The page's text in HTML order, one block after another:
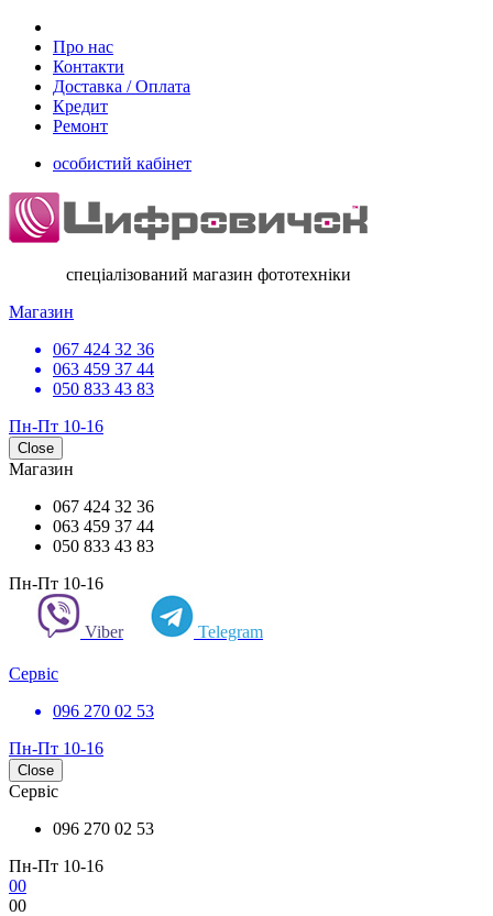
Про нас
Контакти
Доставка / Оплата
Кредит
Ремонт
особистий кабінет
спеціалізований магазин фототехніки
Магазин
067 424 32 36
063 459 37 44
050 833 43 83
Пн-Пт 10-16
Close
Магазин
067 424 32 36
063 459 37 44
050 833 43 83
Пн-Пт 10-16
Viber Telegram
Сервіс
096 270 02 53
Пн-Пт 10-16
Close
Сервіс
096 270 02 53
Пн-Пт 10-16
00
00